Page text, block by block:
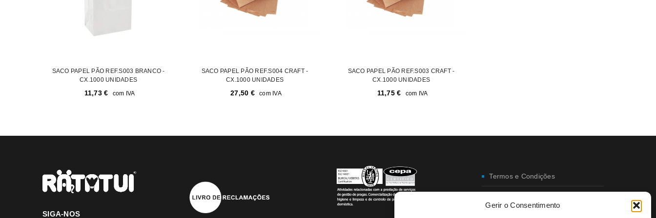
Gerir o Consentimento
SACO PAPEL PÃO REF.S003 BRANCO -
CX.1000 UNIDADES
11,73€ com IVA
SACO PAPEL PÃO REF.S004 CRAFT -
CX.1000 UNIDADES
27,50 € com IVA
SACO PAPEL PÃO REF.S003 CRAFT -
CX.1000 UNIDADES
11,75€ com IVA
SIGA-NOS
Termos e Condições